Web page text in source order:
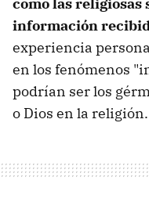
como las religiosas
información
experiencia
en los fenómenos
podrían ser los
o Dios en la religión.